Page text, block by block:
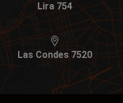
Lira 754
Las Condes 7520